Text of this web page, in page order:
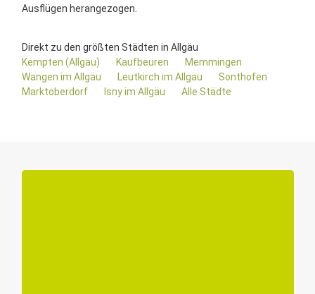
Ausflügen herangezogen.
Direkt zu den größten Städten in Allgäu
Kempten (Allgäu)
Kaufbeuren
Memmingen
Wangen im Allgäu
Leutkirch im Allgäu
Sonthofen
Marktoberdorf
Isny im Allgäu Alle Städte